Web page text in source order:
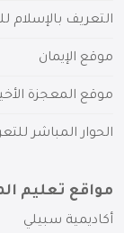
التعريف بالإسلام
موقع الإيمان
موقع المعجزة
الحوار المباشر
مواقع تعليم
أكاديمية سبيلي